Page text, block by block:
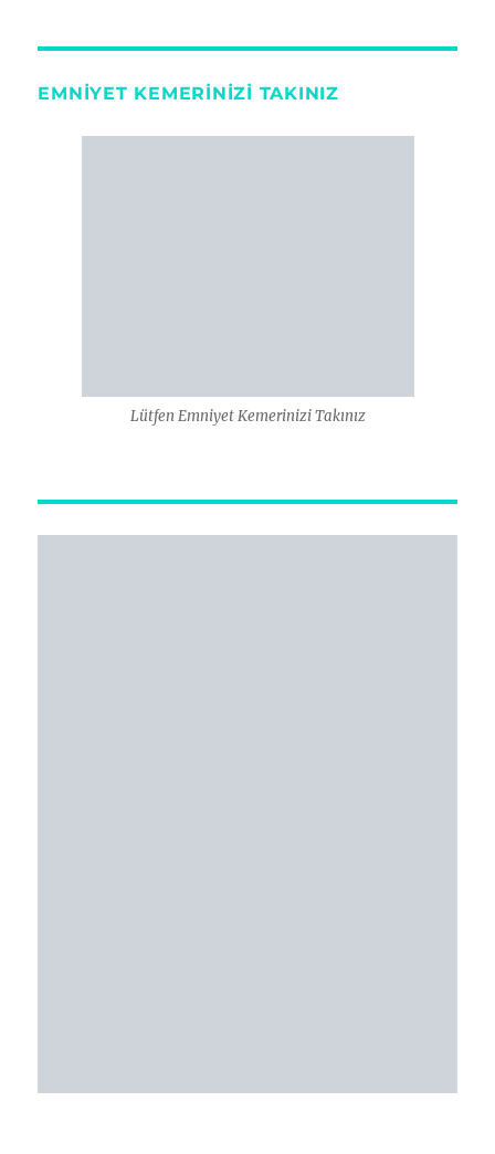
EMNIYET KEMERINIZI TAKINIZ
Lütfen Emniyet Kemerinizi Takınız